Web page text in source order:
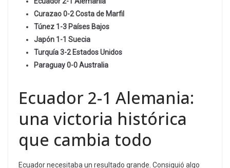
Curazao 0-2 Costa de Marfil
Túnez 1-3 Países Bajos
Japón 1-1 Suecia
Turquía 3-2 Estados Unidos
Paraguay 0-0 Australia
Ecuador 2-1 Alemania:
una victoria histórica
que cambia todo
Ecuador necesitaba un resultado grande. Consiguió algo